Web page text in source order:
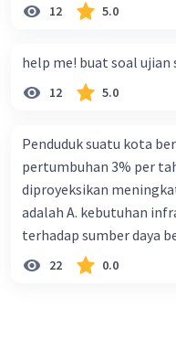
12 5.0
help me! buat soal ujian
12 5.0
Penduduk suatu kota
pertumbuhan 3% per
diproyeksikan
adalah A. kebutuhan
terhadap sumber daya
eksponensial
memengaruhi tata
22 0.0